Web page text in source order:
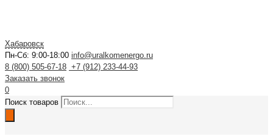
Хабаровск
Пн-Сб: 9:00-18:00 info@uralkomenergo.ru
8 (800) 505-67-18 +7 (912) 233-44-93
Заказать звонок
0
Поиск товаров